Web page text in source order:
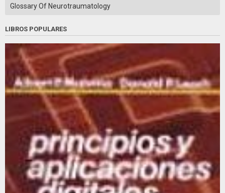
Glossary Of Neurotraumatology
LIBROS POPULARES